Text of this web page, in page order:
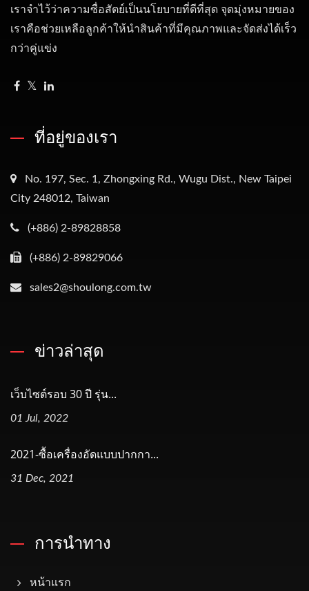
เราจำไว้ว่าความซื่อสัตย์เป็นนโยบายที่ดีที่สุด จุดมุ่งหมายของ
เราคือช่วยเหลือลูกค้าให้นำสินค้าที่มีคุณภาพและจัดส่งได้เร็ว
กว่าคู่แข่ง
ที่อยู่ของเรา
No. 197, Sec. 1, Zhongxing Rd., Wugu Dist., New Taipei
City 248012, Taiwan
(+886) 2-89828858
(+886) 2-89829066
sales2@shoulong.com.tw
ข่าวล่าสุด
เว็บไซต์รอบ 30 ปี รุ่น...
01 Jul, 2022
2021-ซื้อเครื่องอัดแบบปากกา...
31 Dec, 2021
การนำทาง
หน้าแรก